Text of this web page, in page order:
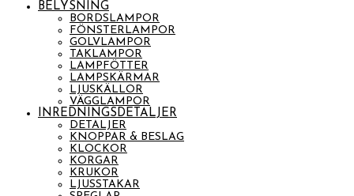
BELYSNING
BORDSLAMPOR
FÖNSTERLAMPOR
GOLVLAMPOR
TAKLAMPOR
LAMPFÖTTER
LAMPSKÄRMAR
LJUSKÄLLOR
VÄGGLAMPOR
INREDNINGSDETALJER
DETALJER
KNOPPAR & BESLAG
KLOCKOR
KORGAR
KRUKOR
LJUSSTAKAR